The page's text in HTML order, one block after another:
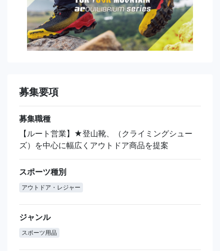
募集要項
募集職種
【ルート営業】★登山靴、（クライミングシュー
ズ）を中心に幅広くアウトドア商品を提案
スポーツ種別
アウトドア・レジャー
ジャンル
スポーツ用品